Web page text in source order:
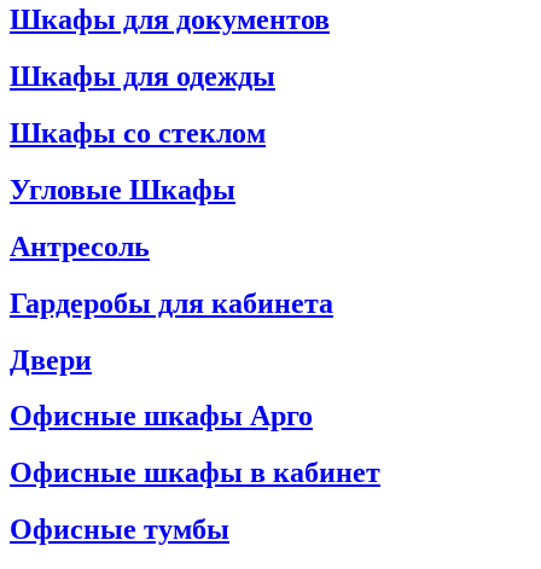
Шкафы для документов
Шкафы для одежды
Шкафы со стеклом
Угловые Шкафы
Антресоль
Гардеробы для кабинета
Двери
Офисные шкафы Арго
Офисные шкафы в кабинет
Офисные тумбы